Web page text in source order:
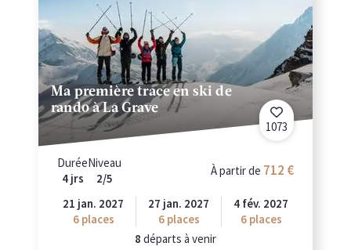
Ma première trace en ski de
rando à La Grave
1073
Durée
4 jrs
Niveau
2/5
À partir de 712
21 jan. 2027
6places
27 jan. 2027
6places
4 fév. 2027
6places
8 départs à venir